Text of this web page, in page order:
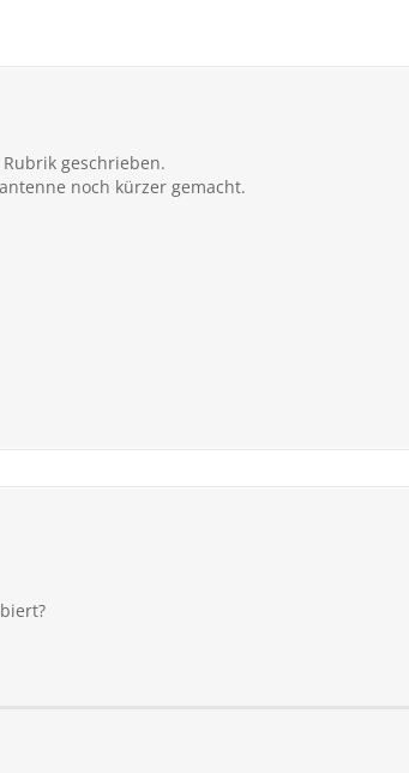
geschrieben.
noch kürzer gemacht.